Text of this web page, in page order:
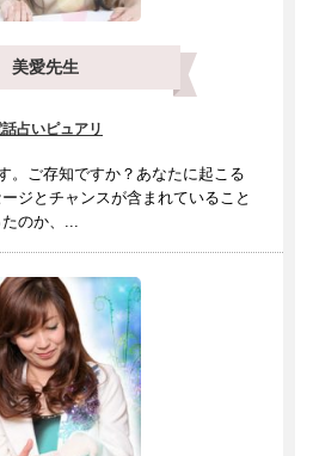
美愛先生
話占いピュアリ
。ご存知ですか？あなたに起こる
ジとチャンスが含まれていること
のか、...